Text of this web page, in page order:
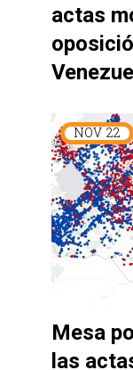
actas
NOV 22
Mesa
las